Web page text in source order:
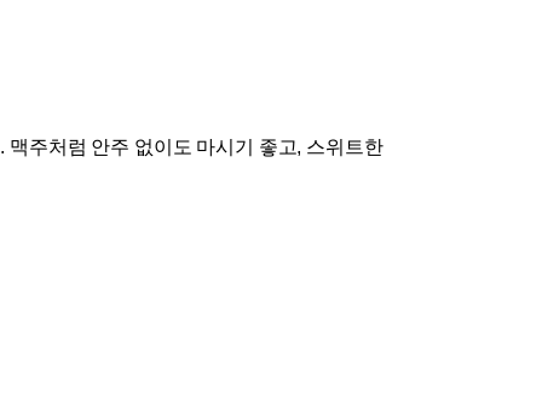
. 맥주처럼 안주 없이도 마시기 좋고, 스위트한